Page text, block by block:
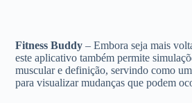
Fitness Buddy – Embora seja mais
este aplicativo também permite
muscular e definição, servindo como
para visualizar mudanças que podem